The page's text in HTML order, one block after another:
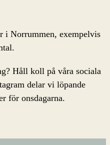
i Norrummen, exempelvis
Håll koll på våra sociala
delar vi löpande
för onsdagarna.